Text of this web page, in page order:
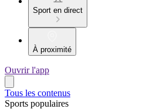
Sport en direct
À proximité
Ouvrir l'app
Tous les contenus
Sports populaires